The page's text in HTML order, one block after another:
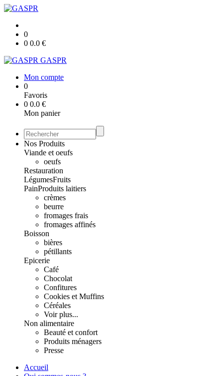
0
0 0.0 €
GASPR
Mon compte
0
Favoris
0 0.0 €
Mon panier
Nos Produits
Viande et oeufs
oeufs
Restauration
LégumesFruits
PainProduits laitiers
crèmes
beurre
fromages frais
fromages affinés
Boisson
bières
pétillants
Epicerie
Café
Chocolat
Confitures
Cookies et Muffins
Céréales
Voir plus...
Non alimentaire
Beauté et confort
Produits ménagers
Presse
Accueil